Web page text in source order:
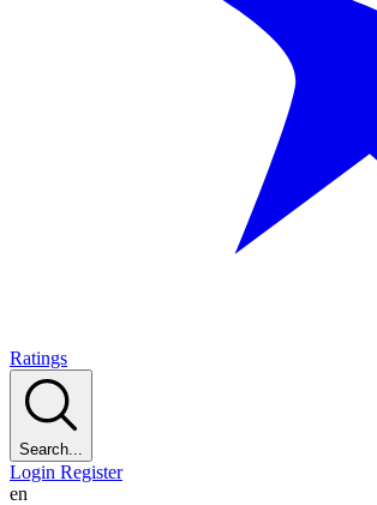
Ratings
Search...
Login Register
en